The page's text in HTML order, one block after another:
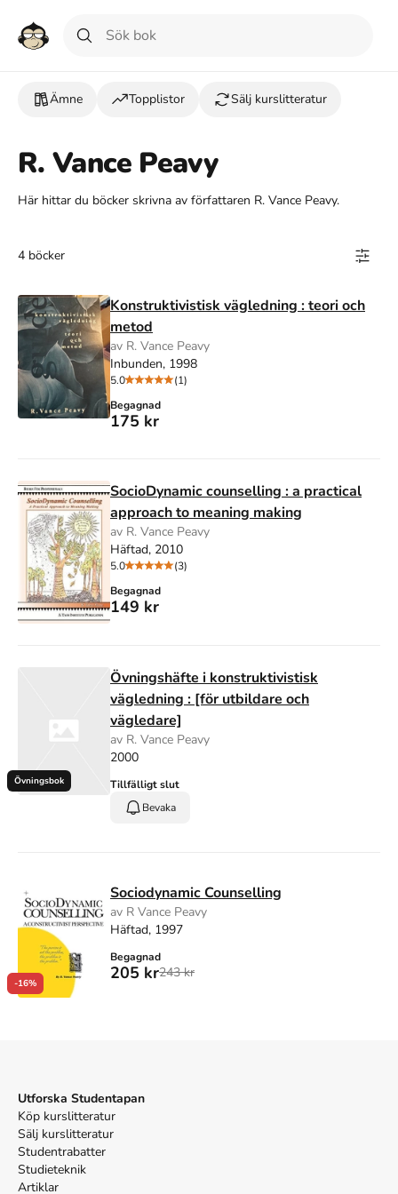
Ämne Topplistor Sälj kurslitteratur
R. Vance Peavy
Här hittar du böcker skrivna av författaren R. Vance Peavy.
4 böcker
Konstruktivistisk vägledning : teori och
metod
av R. Vance Peavy
Inbunden, 1998
5.0
(1)
Begagnad
175 kr
SocioDynamic counselling : a practical
approach to meaning making
av R. Vance Peavy
Häftad, 2010
5.0
(3)
Begagnad
149 kr
Övningsbok
Övningshäfte i konstruktivistisk
vägledning : [för utbildare och
vägledare]
av R. Vance Peavy
2000
Tillfälligt slut
Bevaka
-16%
Sociodynamic Counselling
av R Vance Peavy
Häftad, 1997
Begagnad
205 kr243 kr
Utforska Studentapan
Köp kurslitteratur
Sälj kurslitteratur
Studentrabatter
Studieteknik
Artiklar